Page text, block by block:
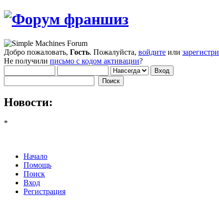
Добро пожаловать, Гость. Пожалуйста, войдите или
Не получили письмо с кодом активации?
Новости:
*
Начало
Помощь
Поиск
Вход
Регистрация